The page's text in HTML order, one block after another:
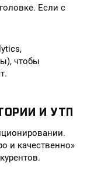
Если с
чтобы
И УТП
и качественно»